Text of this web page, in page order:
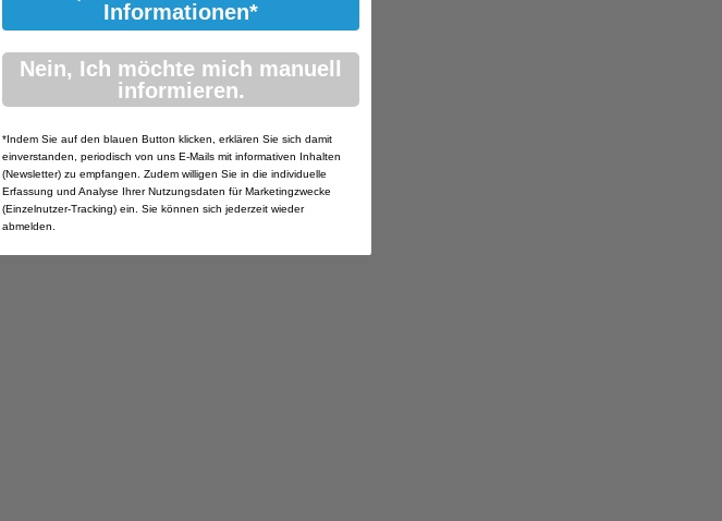
Informationen*
Nein, Ich möchte mich manuell
informieren.
*Indem Sie auf den blauen Button klicken, erklären Sie sich damit
einverstanden, periodisch von uns E-Mails mit informativen Inhalten
(Newsletter) zu empfangen. Zudem willigen Sie in die individuelle
Erfassung und Analyse Ihrer Nutzungsdaten für Marketingzwecke
(Einzelnutzer-Tracking) ein. Sie können sich jederzeit wieder
abmelden.